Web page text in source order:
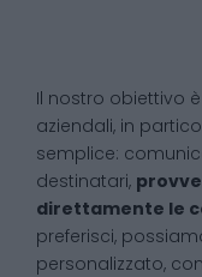
Il nostro obiettivo
aziendali, in
semplice:
destinatari,
direttamente le
preferisci,
personalizzato,